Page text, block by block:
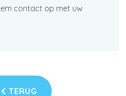
contact op met uw
TERUG